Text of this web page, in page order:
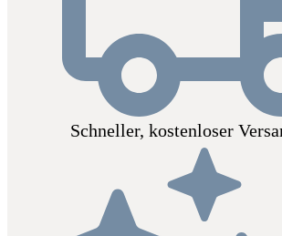
Schneller, kostenloser